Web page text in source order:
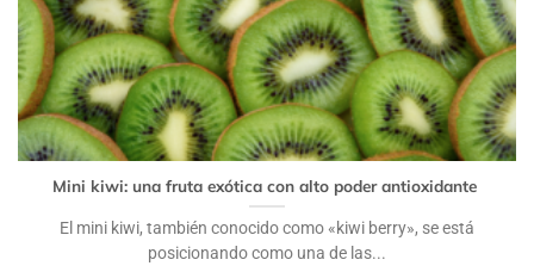
Mini kiwi: una fruta exótica con alto poder antioxidante
El mini kiwi, también conocido como «kiwi berry», se está
posicionando como una de las...